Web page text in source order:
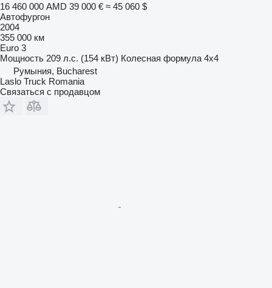
16 460 000 AMD 39 000 € ≈ 45 060 $
Автофургон
2004
355 000 км
Euro 3
Мощность 209 л.с. (154 кВт) Колесная формула 4x4
Румыния, Bucharest
Laslo Truck Romania
Связаться с продавцом